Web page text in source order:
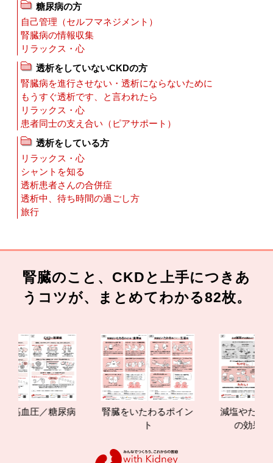
糖尿病の方
自己管理（セルフマネジメント）
腎臓病の情報収集
リラックス・心
透析をしていないCKDの方
腎臓病を進行させない・透析にならないために
もうすぐ透析です、と言われたら
リラックス・心
患者同士の支え合い（ピアサポート）
透析をしている方
リラックス・心
シャントを知る
透析患者さんの合併症
透析中、待ち時間の過ごし方
旅行
腎臓のこと、CKDと上手につきあ
うコツが、まとめてわかる82枚。
圧／糖尿病
腎臓をいたわるポイン
減塩やたんぱく質
の効果と重要性